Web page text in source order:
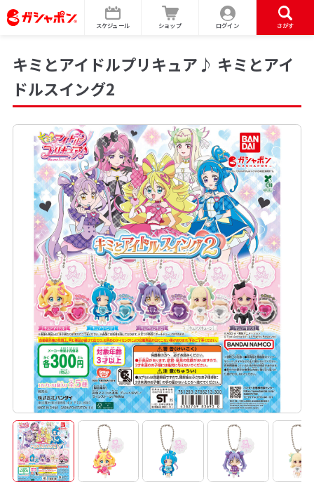
スケジュール ショップ ログイン さがす
キミとアイドルプリキュア♪ キミとアイ
ドルスイング2